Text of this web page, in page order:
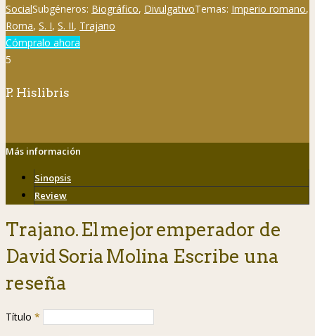
SocialSubgéneros: Biográfico, DivulgativoTemas: Imperio romano,
Roma, S. I, S. II, Trajano
Cómpralo ahora
5
P. Hislibris
Más información
Sinopsis
Review
Trajano. El mejor emperador de
David Soria Molina Escribe una
reseña
Título *